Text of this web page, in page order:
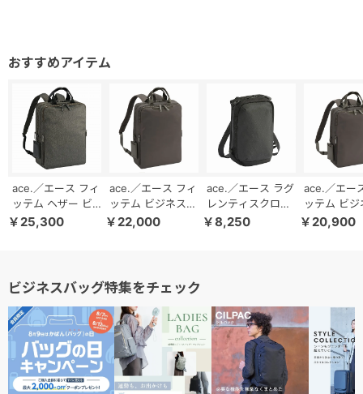
片側マチありポケット×2
ペットボトルホルダー×2
<フロントポケット>
オープンポケット×1
片側マチポケット×１
ペン差し×２
<表面>
バーテクトポケット×１
サイドファスナー×２
(ポケットは1つです。両側からアクセス可能)
ace.／エース フィ
ッテム ヘザー ビ
ジネスリュック エ
収納 20114
￥25,300
ace.／エース フィ
ッテム ビジネスリ
ュック A4/14.0イ
￥22,000
ace.／エース ラグ
レンティスクロス
X ショルダーバッ
￥8,250
ace.／エー
ッテム ビジ
ュック A4/
￥20,900
ビジネスバッグ特集をチェック